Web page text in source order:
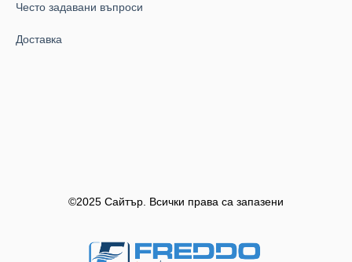
Често задавани въпроси
Доставка
©2025 Сайтър. Всички права са запазени